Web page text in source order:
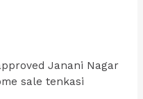
Janani Nagar
sale tenkasi